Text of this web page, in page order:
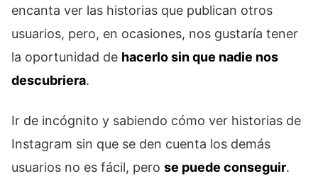
encanta ver las historias que publican otros
usuarios, pero, en ocasiones, nos gustaría tener
la oportunidad de hacerlo sin que nadie nos
descubriera.
Ir de incógnito y sabiendo cómo ver historias de
Instagram sin que se den cuenta los demás
usuarios no es fácil, pero se puede conseguir.